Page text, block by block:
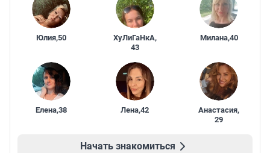
Юлия,50 ХуЛиГаНкА,
43
Милана,40
Елена,38 Лена,42 Анастасия,
29
Начать знакомиться